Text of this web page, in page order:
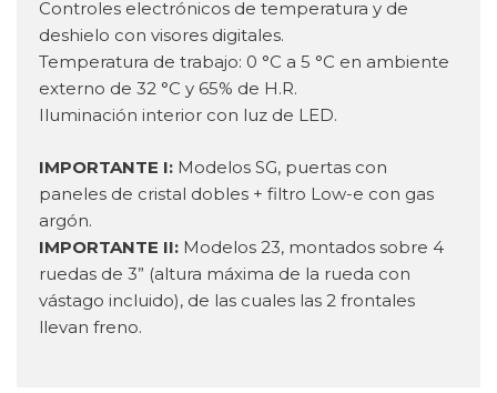
Controles electrónicos de temperatura y de
deshielo con visores digitales.
Temperatura de trabajo: 0 °C a 5 °C en ambiente
externo de 32 °C y 65% de H.R.
Iluminación interior con luz de LED.
IMPORTANTE I: Modelos SG, puertas con
paneles de cristal dobles + filtro Low-e con gas
argón.
IMPORTANTE II: Modelos 23, montados sobre 4
ruedas de 3” (altura máxima de la rueda con
vástago incluido), de las cuales las 2 frontales
llevan freno.